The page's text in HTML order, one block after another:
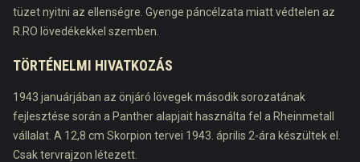
tüzet nyitni az ellenségre. Gyenge páncélzata miatt védtelen az
R.RO lövedékekkel szemben.
TÖRTÉNELMI HIVATKOZÁS
1943 januárjában az önjáró lövegek második sorozatának
fejlesztése során a Panther alapjait használta fel a Rheinmetall
vállalat. A 12,8 cm Skorpion tervei 1943. április 2-ára készültek el.
Csak tervrajzon létezett.